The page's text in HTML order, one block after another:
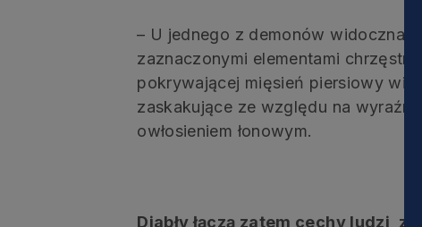
– U jednego z demonów widoczna
zaznaczonymi elementami
pokrywającej mięsień piersiowy
zaskakujące ze względu na
owłosieniem łonowym.
Diabły łączą zatem cechy ludzi,